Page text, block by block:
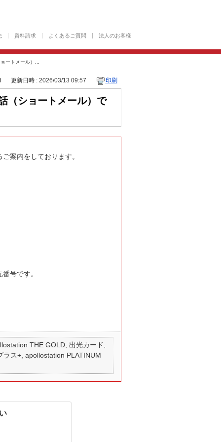
資料請求 よくあるご質問 法人のお客様
ートメール）...
更新日時 : 2026/03/13 09:57 印刷
（ショートメール）で
案内をしております。
号です。
THE GOLD, 出光カード,
ス+, apollostation PLATINUM